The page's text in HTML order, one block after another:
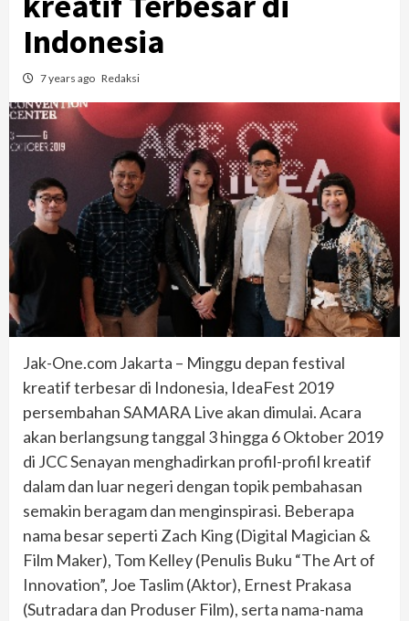
Indonesia
7 years ago Redaksi
Jak-One.com Jakarta – Minggu depan festival
kreatif terbesar di Indonesia, IdeaFest 2019
persembahan SAMARA Live akan dimulai. Acara
akan berlangsung tanggal 3 hingga 6 Oktober 2019
di JCC Senayan menghadirkan profil-profil kreatif
dalam dan luar negeri dengan topik pembahasan
semakin beragam dan menginspirasi. Beberapa
nama besar seperti Zach King (Digital Magician &
Film Maker), Tom Kelley (Penulis Buku “The Art of
Innovation”, Joe Taslim (Aktor), Ernest Prakasa
(Sutradara dan Produser Film), serta nama-nama